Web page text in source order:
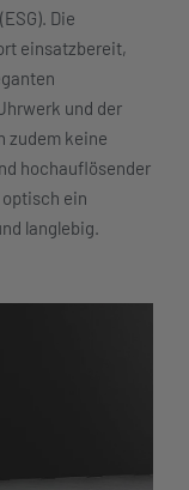
Die
einsatzbereit,
und der
zudem keine
hochauflösender
ein
langlebig.